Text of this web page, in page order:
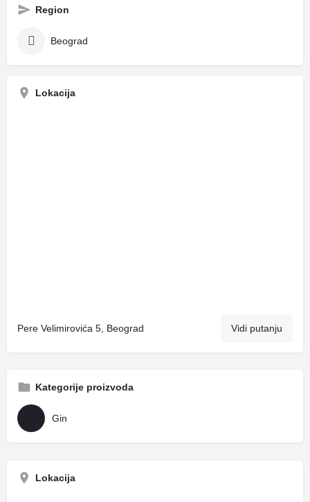
Region
Beograd
Lokacija
Pere Velimirovića 5, Beograd Vidi putanju
Kategorije proizvoda
Gin
Lokacija